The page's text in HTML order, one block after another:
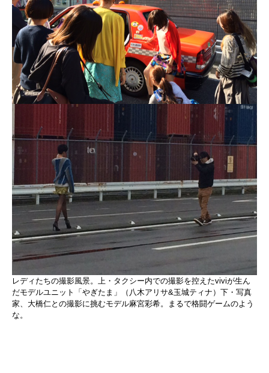
レディたちの撮影風景。上・タクシー内での撮影を控えたviviが生ん
だモデルユニット「やぎたま」（八木アリサ&玉城ティナ）下・写真
家、大橋仁との撮影に挑むモデル麻宮彩希。まるで格闘ゲームのよう
な。